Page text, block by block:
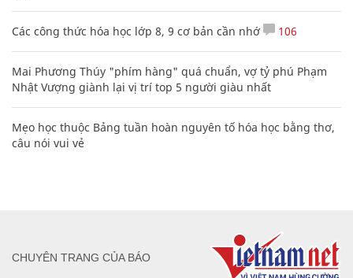
Các công thức hóa học lớp 8, 9 cơ bản cần nhớ 106
Mai Phương Thúy "phím hàng" quá chuẩn, vợ tỷ phú Phạm
Nhật Vượng giành lại vị trí top 5 người giàu nhất
Mẹo học thuộc Bảng tuần hoàn nguyên tố hóa học bằng thơ,
câu nói vui vẻ
CHUYÊN TRANG CỦA BÁO